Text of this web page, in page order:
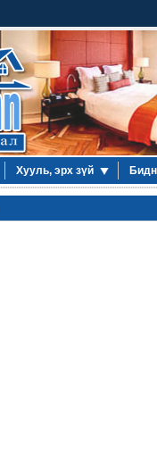
Хууль, эрх зүй